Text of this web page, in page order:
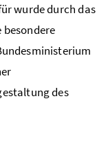
wurde durch das
besondere
des